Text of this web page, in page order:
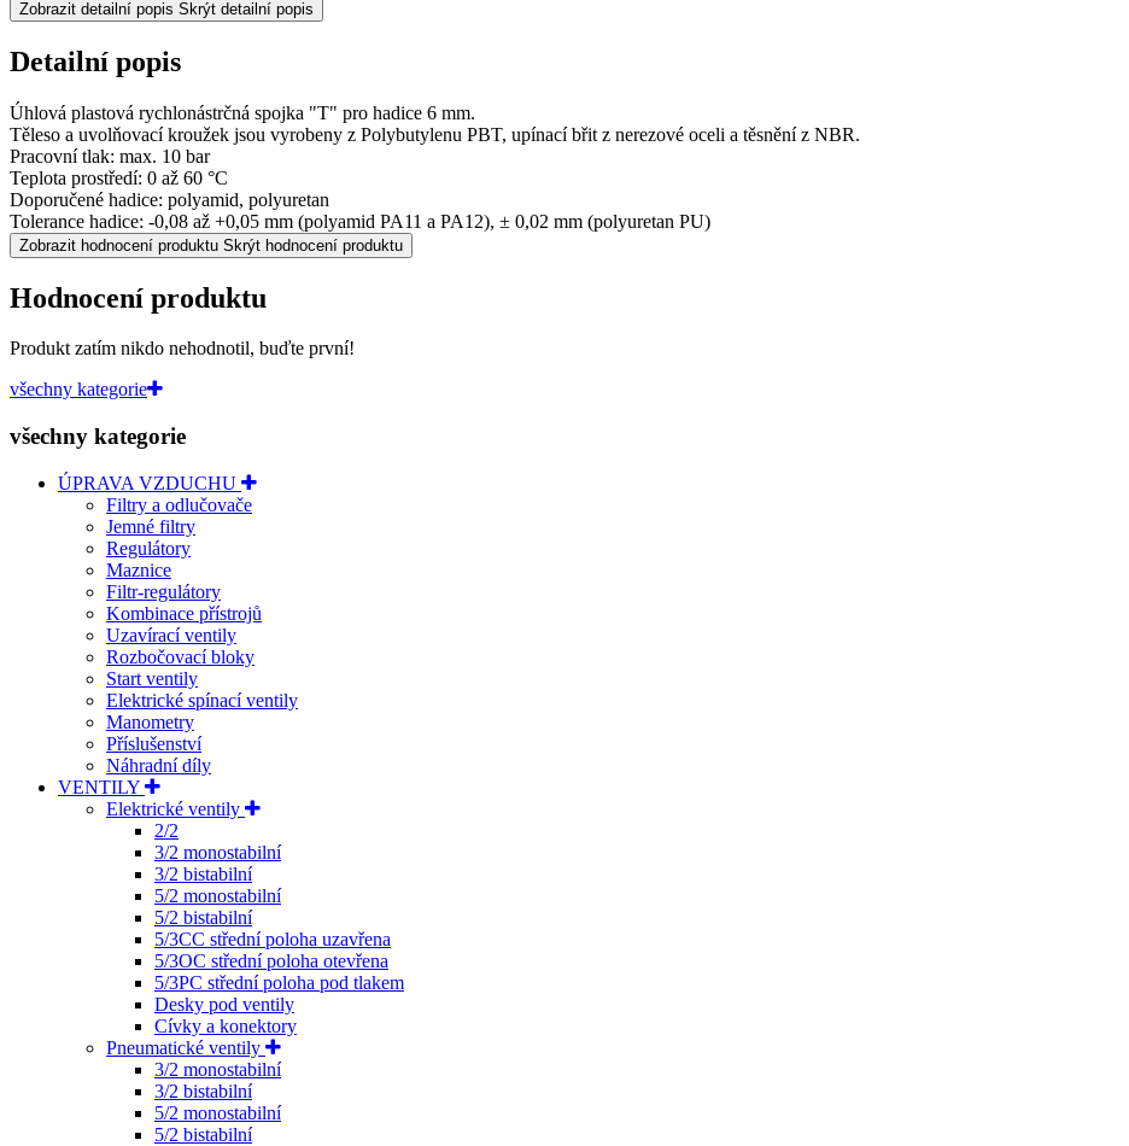
Zobrazit detailní popis Skrýt detailní popis
Detailní popis
Úhlová plastová rychlonástrčná spojka "T" pro hadice 6 mm.
Těleso a uvolňovací kroužek jsou vyrobeny z Polybutylenu PBT, upínací břit z nerezové oceli a těsnění z NBR.
Pracovní tlak: max. 10 bar
Teplota prostředí: 0 až 60 °C
Doporučené hadice: polyamid, polyuretan
Tolerance hadice: -0,08 až +0,05 mm (polyamid PA11 a PA12), ± 0,02 mm (polyuretan PU)
Zobrazit hodnocení produktu Skrýt hodnocení produktu
Hodnocení produktu
Produkt zatím nikdo nehodnotil, buďte první!
všechny kategorie
všechny kategorie
ÚPRAVA VZDUCHU
Filtry a odlučovače
Jemné filtry
Regulátory
Maznice
Filtr-regulátory
Kombinace přístrojů
Uzavírací ventily
Rozbočovací bloky
Start ventily
Elektrické spínací ventily
Manometry
Příslušenství
Náhradní díly
VENTILY
Elektrické ventily
2/2
3/2 monostabilní
3/2 bistabilní
5/2 monostabilní
5/2 bistabilní
5/3CC střední poloha uzavřena
5/3OC střední poloha otevřena
5/3PC střední poloha pod tlakem
Desky pod ventily
Cívky a konektory
Pneumatické ventily
3/2 monostabilní
3/2 bistabilní
5/2 monostabilní
5/2 bistabilní